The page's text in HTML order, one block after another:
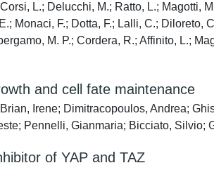
L.; Delucchi, M.; Ratto, L.; Magotti,
Monaci, F.; Dotta, F.; Lalli, C.;
M. P.; Cordera, R.; Affinito, L.;
and cell fate maintenance
Irene; Dimitracopoulos, Andrea;
Pennelli, Gianmaria; Bicciato, Silvio;
of YAP and TAZ